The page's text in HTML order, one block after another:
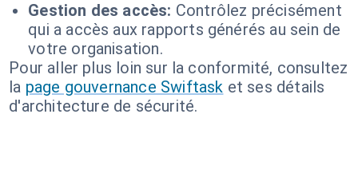
Gestion des accès: Contrôlez précisément
qui a accès aux rapports générés au sein de
votre organisation.
Pour aller plus loin sur la conformité, consultez
la page gouvernance Swiftask et ses détails
d'architecture de sécurité.